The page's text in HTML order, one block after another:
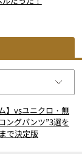
】vsユニクロ・無
ングパンツ”3選を
で決定版